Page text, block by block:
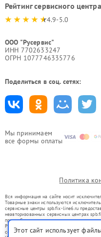
Мы принимаем
все формы оплаты
Рейтинг сервисного центра
4.9-5.0
ООО "Русервис"
ИНН 7702633247
ОГРН 1077746335776
Поделиться в соц. сетях:
Политика
Вся информация на сайте носит
Товарные знаки используются
сервисные центры spb.fix-line6.ru
неавторизованных сервисных центрах
правообладателями товарных знаков или
Ремонт осуществляется для устройств,
со статьей 1487 ГК РФ.
Этот сайт использует